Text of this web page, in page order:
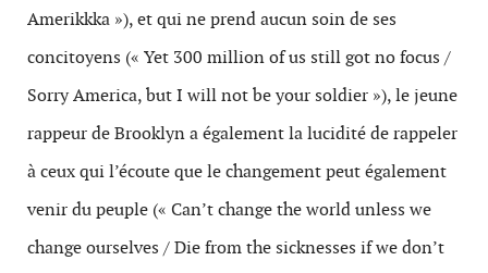
Amerikkka »), et qui ne prend aucun soin de ses
concitoyens (« Yet 300 million of us still got no focus /
Sorry America, but I will not be your soldier »), le jeune
rappeur de Brooklyn a également la lucidité de rappeler
à ceux qui l’écoute que le changement peut également
venir du peuple (« Can’t change the world unless we
change ourselves / Die from the sicknesses if we don’t